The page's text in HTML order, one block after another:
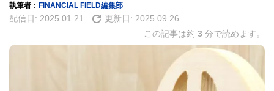
執筆者 : FINANCIAL FIELD編集部
配信日: 2025.01.21 更新日: 2025.09.26
この記事は約 3 分で読めます。